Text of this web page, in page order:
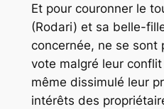
Et pour couronner le
(Rodari) et sa belle-
concernée, ne se sont
vote malgré leur conflit
même dissimulé leur
intérêts des